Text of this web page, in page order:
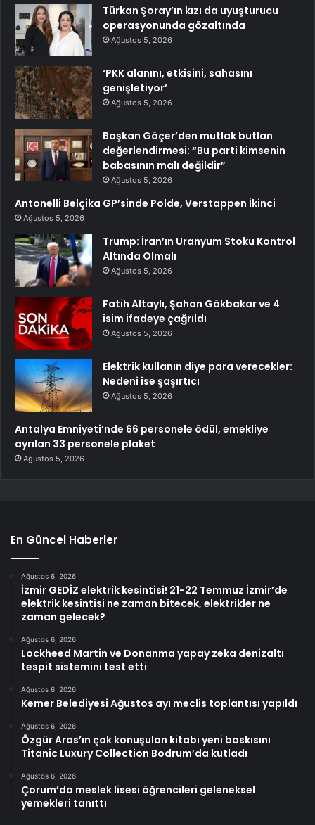
Türkan Şoray’ın kızı da uyuşturucu
operasyonunda gözaltında
Ağustos 5, 2026
‘PKK alanını, etkisini, sahasını
genişletiyor’
Ağustos 5, 2026
Başkan Göçer’den mutlak butlan
değerlendirmesi: “Bu parti kimsenin
babasının malı değildir”
Ağustos 5, 2026
Antonelli Belçika GP’sinde Polde, Verstappen İkinci
Ağustos 5, 2026
Trump: İran’ın Uranyum Stoku Kontrol
Altında Olmalı
Ağustos 5, 2026
Fatih Altaylı, Şahan Gökbakar ve 4
isim ifadeye çağrıldı
Ağustos 5, 2026
Elektrik kullanın diye para verecekler:
Nedeni ise şaşırtıcı
Ağustos 5, 2026
Antalya Emniyeti’nde 66 personele ödül, emekliye
ayrılan 33 personele plaket
Ağustos 5, 2026
En Güncel Haberler
Ağustos 6, 2026
İzmir GEDİZ elektrik kesintisi! 21-22 Temmuz İzmir’de
elektrik kesintisi ne zaman bitecek, elektrikler ne
zaman gelecek?
Ağustos 6, 2026
Lockheed Martin ve Donanma yapay zeka denizaltı
tespit sistemini test etti
Ağustos 6, 2026
Kemer Belediyesi Ağustos ayı meclis toplantısı yapıldı
Ağustos 6, 2026
Özgür Aras’ın çok konuşulan kitabı yeni baskısını
Titanic Luxury Collection Bodrum’da kutladı
Ağustos 6, 2026
Çorum’da meslek lisesi öğrencileri geleneksel
yemekleri tanıttı